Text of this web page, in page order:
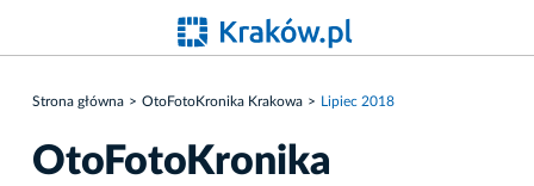
Strona główna OtoFotoKronika Krakowa Lipiec 2018
OtoFotoKronika